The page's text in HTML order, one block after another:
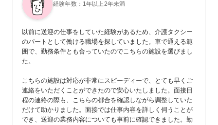
経験年数：1年以上2年未満
以前に送迎の仕事をしていた経験があるため、介護タクシー
のパートとして働ける職場を探していました。車で通える範
囲で、勤務条件とも合っていたのでこちらの施設を選びまし
た。
こちらの施設は対応が非常にスピーディーで、とても早くご
連絡をいただくことができたので安心いたしました。面接日
程の連絡の際も、こちらの都合を確認しながら調整していた
だけて助かりました。面接では仕事内容を詳しく伺うことが
でき、送迎の業務内容についても事前に確認できました。勤